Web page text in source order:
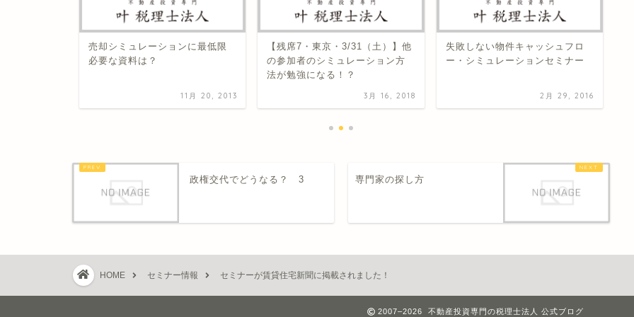
売却シミュレーションに最低限
必要な資料は？
11月 20, 2013
【残席7・東京・3/31（土）】他
の参加者のシミュレーション方
法が勉強になる！？
3月 16, 2018
失敗しない物件キャッシュフロ
ー・シミュレーションセミナー
2月 29, 2016
政権交代でどうなる？ 3 専門家の探し方
HOME セミナー情報 セミナーが賃貸住宅新聞に掲載されました！
2007–2026 不動産投資専門の税理士法人 公式ブログ